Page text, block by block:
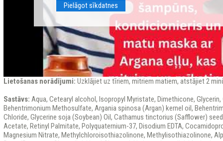
Pielāgot sīkdatnes
Lietošanas norādījumi: Uzklājiet uz tīriem, mitriem matiem, atstājiet 2
Sastāvs: Aqua, Cetearyl alcohol, Isopropyl Myristate, Dimethicone,
Behentrimonium Methosulfate, Argania spinosa (Argan) kernel oil,
Chloride, Glycerine soja (Soybean) Oil, Cathamus tinctorius (Safflower)
Acetate, Retinyl Palmitate, Polyquaternium-37, Disodium EDTA,
Magnesium Nitrate, Methylchloroisothiazolinone, Methylisothiazolinone,